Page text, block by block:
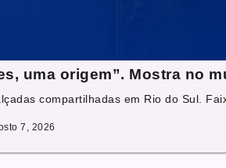
uma origem”. Mostra no
compartilhadas em Rio do Sul.
7, 2026